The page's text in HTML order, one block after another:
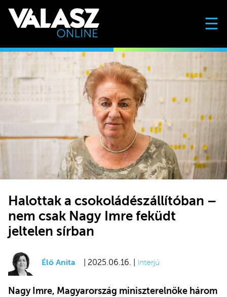
☰
Halottak a csokoládészállítóban –
nem csak Nagy Imre feküdt
jeltelen sírban
Élő Anita | 2025.06.16. | Interjú
Nagy Imre, Magyarország miniszterelnöke három